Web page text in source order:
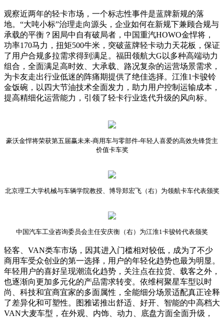
观察近两年的轻卡市场，一个标志性事件是蓝牌新规的落
地。“大吨小标”治理走向源头，企业如何在新规下兼顾合规与
承载的平衡？困局中自有破局者，中国重汽HOWO金悍将，
功率170马力，扭矩500牛米，突破蓝牌轻卡动力天花板，保证
了用户合规多拉需求得到满足。福田领航大G以多种高端动力
组合，全面满足高时效、大承载、路况复杂的运营场景需求，
为卡友走出行业低迷的阵痛期提供了绝佳选择。江淮1卡骏铃
金饭碗，以四大节油技术全面发力，助力用户控制运输成本，
提高精细化运营能力，引领了轻卡行业迭代升级的风向标。
豪沃金悍将荣获第五届赢未来-商用车与零部件-年轻人喜爱的高效先锋货主
价值卡车奖
北京理工大学机械与车辆学院教授、博导郑宏飞（右）为领航卡车代表颁奖
中国汽车工业咨询委员会主任安庆衡（右）为江淮1卡骏铃代表颁奖
轻客、VAN类车市场，因其进入门槛相对较低，成为了不少
商用车受众创业的第一选择，用户的年轻化趋势也最为明显。
年轻用户的喜好呈现潮流化趋势，关注点在拉货、载客之外，
也逐渐向更加多元化的产品需求转变。依维柯聚星车型以时
尚、科技和宜商宜家的多面属性，全能细分场景适配真正诠释
了差异化和可塑性。图雅诺推出舒适、好开、智能的中高档大
VAN大麦车型，在外观、内饰、动力、底盘方面全面升级，